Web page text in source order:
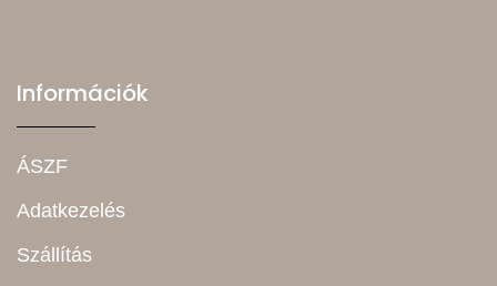
Információk
ÁSZF
Adatkezelés
Szállítás